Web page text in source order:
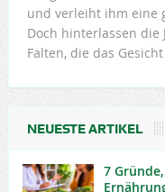
und verleiht ihm eine
Doch hinterlassen die
Falten, die das
NEUESTE ARTIKEL
7